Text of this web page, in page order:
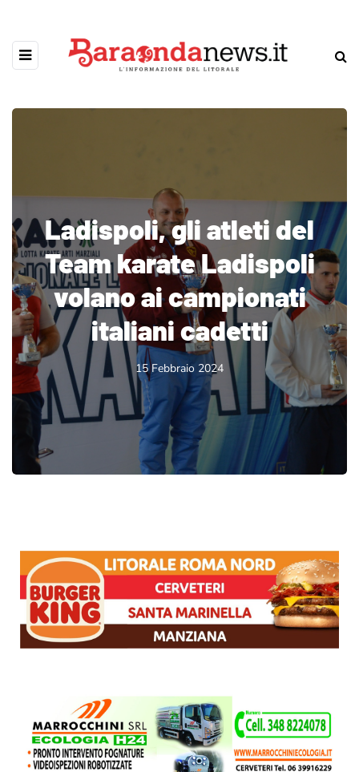
Ladispoli, gli atleti del
Team karate Ladispoli
volano ai campionati
italiani cadetti
15 Febbraio 2024